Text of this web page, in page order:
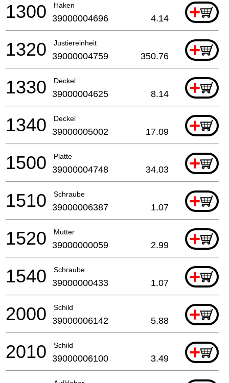
Haken +
1300 39000004696 4.14
Justiereinheit +
1320 39000004759 350.76
Deckel +
1330 39000004625 8.14
Deckel +
1340 39000005002 17.09
Platte +
1500 39000004748 34.03
Schraube +
1510 39000006387 1.07
Mutter +
1520 39000000059 2.99
Schraube +
1540 39000000433 1.07
Schild +
2000 39000006142 5.88
Schild +
2010 39000006100 3.49